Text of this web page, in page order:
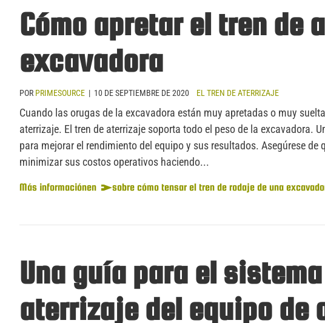
Cómo apretar el tren de
excavadora
POR PRIMESOURCE | 10 DE SEPTIEMBRE DE 2020 EL TREN DE ATERRIZAJE
Cuando las orugas de la excavadora están muy apretadas o muy
aterrizaje. El tren de aterrizaje soporta todo el peso de la excavadora.
para mejorar el rendimiento del equipo y sus resultados. Asegúrese
minimizar sus costos operativos haciendo...
Más informaciónen sobre cómo tensar el tren de rodaje de una
Una guía para el
aterrizaje del equipo de